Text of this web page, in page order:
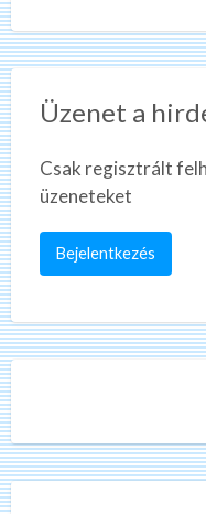
Üzenet a
Csak regisztrált
üzeneteket
Bejelentkezés